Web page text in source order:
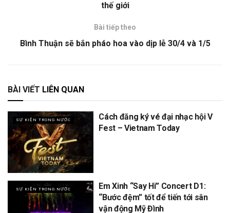
thế giới
Bài tiếp theo
Bình Thuận sẽ bắn pháo hoa vào dịp lễ 30/4 và 1/5
BÀI VIẾT LIÊN QUAN
SỰ KIỆN TRONG NƯỚC
Cách đăng ký vé đại nhạc hội V
Fest – Vietnam Today
SỰ KIỆN TRONG NƯỚC
Em Xinh “Say Hi” Concert D1:
“Bước đệm” tốt để tiến tới sân
vận động Mỹ Đình